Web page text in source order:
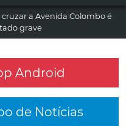
a Avenida Colombo é
grave
Android
de Notícias